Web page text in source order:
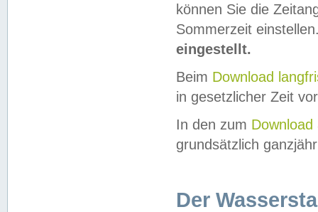
können Sie die
Sommerzeit
eingestellt.
Beim Download
in gesetzlicher Zeit
In den zum Download
grundsätzlich
Der